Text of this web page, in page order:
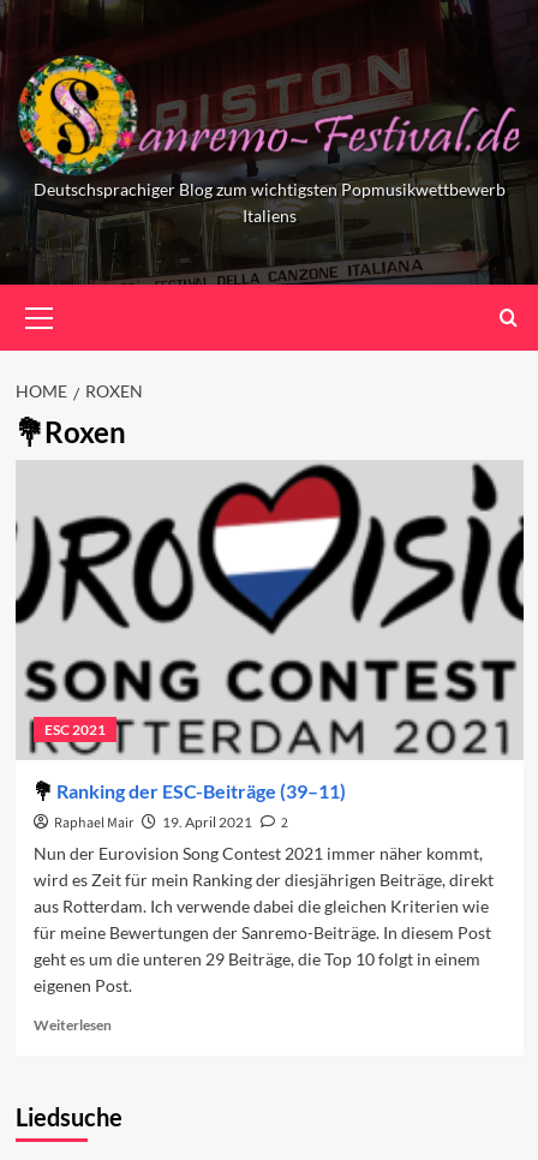
Skip
to
content
Deutschsprachiger Blog zum wichtigsten Popmusikwettbewerb
Italiens
Menu
HOME ROXEN
Roxen
ESC 2021
Ranking der ESC-Beiträge (39–11)
Raphael Mair 19. April 2021
2
Nun der Eurovision Song Contest 2021 immer näher kommt,
wird es Zeit für mein Ranking der diesjährigen Beiträge, direkt
aus Rotterdam. Ich verwende dabei die gleichen Kriterien wie
für meine Bewertungen der Sanremo-Beiträge. In diesem Post
geht es um die unteren 29 Beiträge, die Top 10 folgt in einem
eigenen Post.
WeiterlesenRead
der
Liedsuche